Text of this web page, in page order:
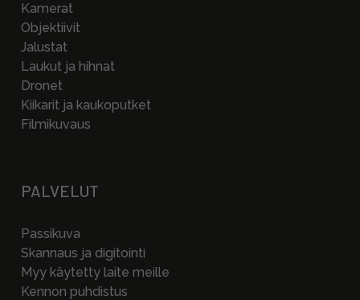
Kamerat
Objektiivit
Jalustat
Laukut ja hihnat
Dronet
Kiikarit ja kaukoputket
Filmikuvaus
PALVELUT
Passikuva
Skannaus ja digitointi
Myy käytetty laite meille
Kennon puhdistus